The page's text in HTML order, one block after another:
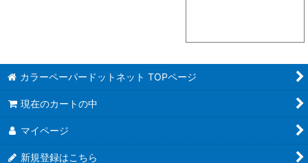
カラーペーパードットネット TOPページ
現在のカートの中
マイページ
新規登録はこちら